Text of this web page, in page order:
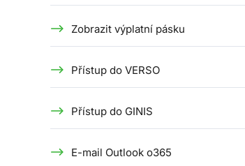
Zobrazit výplatní pásku
Přístup do VERSO
Přístup do GINIS
E-mail Outlook o365